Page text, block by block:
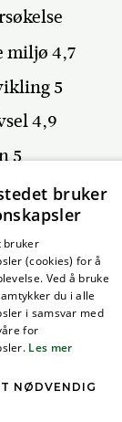
miljø 4,7
5
4,9
5
5
62%
OSS
bruker
bruker
(cookies) for å
Ved å bruke
du i alle
i samsvar med
for
Les mer
NØDVENDIG